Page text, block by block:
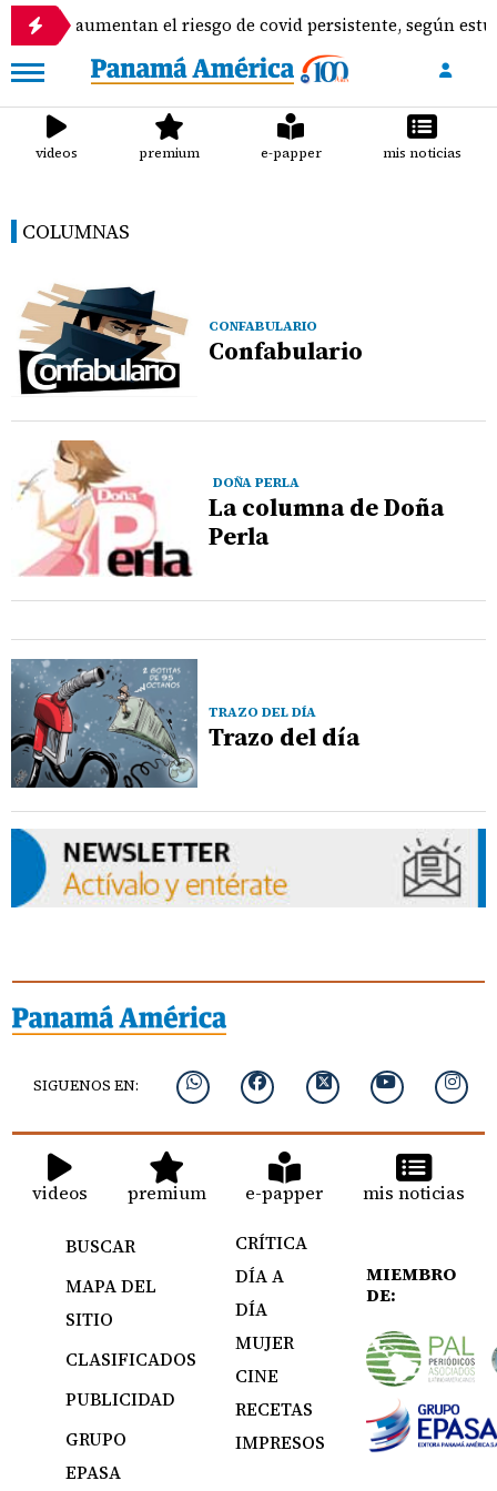
aumentan el riesgo de covid persistente, según
videos premium e-papper mis noticias
COLUMNAS
CONFABULARIO
Confabulario
DOÑA PERLA
La columna de Doña
Perla
TRAZO DEL DÍA
Trazo del día
SIGUENOS EN:
videos premium e-papper mis noticias
BUSCAR
MAPA DEL
SITIO
CLASIFICADOS
PUBLICIDAD
GRUPO
EPASA
CRÍTICA
DÍA A
DÍA
MUJER
CINE
RECETAS
IMPRESOS
MIEMBRO
DE: